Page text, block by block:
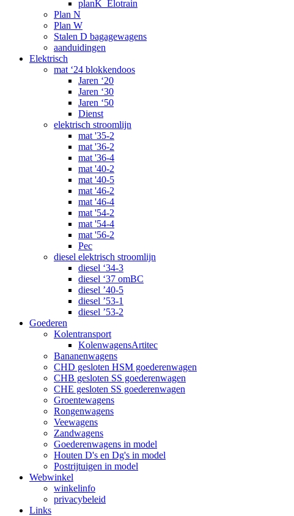
planK_Elotrain
Plan N
Plan W
Stalen D bagagewagens
aanduidingen
Elektrisch
mat ‘24 blokkendoos
Jaren ‘20
Jaren ‘30
Jaren ‘50
Dienst
elektrisch stroomlijn
mat '35-2
mat '36-2
mat '36-4
mat '40-2
mat '40-5
mat '46-2
mat '46-4
mat '54-2
mat '54-4
mat '56-2
Pec
diesel elektrisch stroomlijn
diesel ‘34-3
diesel ‘37 omBC
diesel ’40-5
diesel ’53-1
diesel ’53-2
Goederen
Kolentransport
KolenwagensArtitec
Bananenwagens
CHD gesloten HSM goederenwagen
CHB gesloten SS goederenwagen
CHE gesloten SS goederenwagen
Groentewagens
Rongenwagens
Veewagens
Zandwagens
Goederenwagens in model
Houten D's en Dg's in model
Postrijtuigen in model
Webwinkel
winkelinfo
privacybeleid
Links